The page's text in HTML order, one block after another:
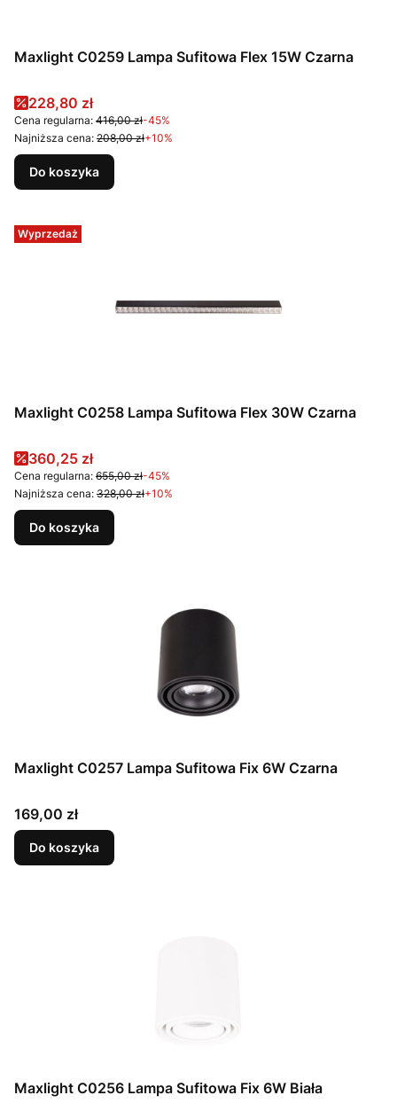
Maxlight C0259 Lampa Sufitowa Flex 15W Czarna
Cena promocyjna
228,80 zł
Cena regularna: 416,00 zł-45%
Najniższa cena: 208,00 zł+10%
Do koszyka
Wyprzedaż
Maxlight C0258 Lampa Sufitowa Flex 30W Czarna
Cena promocyjna
360,25 zł
Cena regularna: 655,00 zł-45%
Najniższa cena: 328,00 zł+10%
Do koszyka
Maxlight C0257 Lampa Sufitowa Fix 6W Czarna
Cena
169,00 zł
Do koszyka
Maxlight C0256 Lampa Sufitowa Fix 6W Biała